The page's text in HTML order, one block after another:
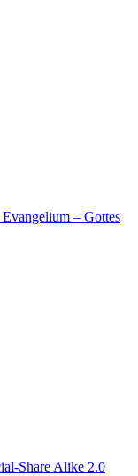
Evangelium – Gottes
Share Alike 2.0